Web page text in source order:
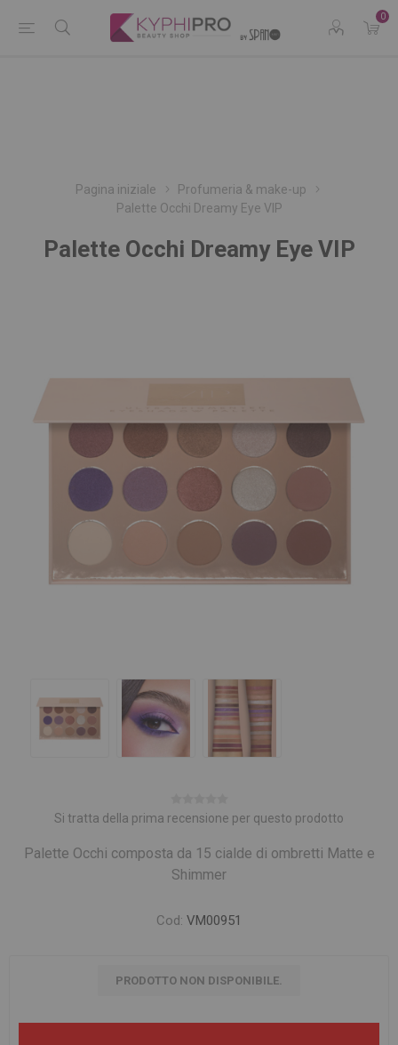
0
Pagina iniziale
Profumeria & make-up
Palette Occhi Dreamy Eye VIP
Palette Occhi Dreamy Eye VIP
Si tratta della prima recensione per questo prodotto
Palette Occhi composta da 15 cialde di ombretti Matte e
Shimmer
Cod: VM00951
PRODOTTO NON DISPONIBILE.